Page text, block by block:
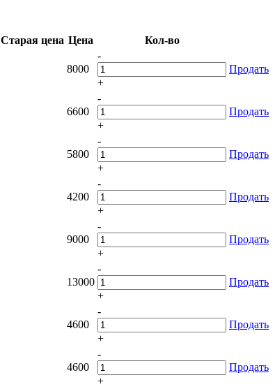
Старая цена Цена Кол-во
8000
-
+
Продать
6600
-
+
Продать
5800
-
+
Продать
4200
-
+
Продать
9000
-
+
Продать
13000
-
+
Продать
4600
-
+
Продать
4600
-
+
Продать